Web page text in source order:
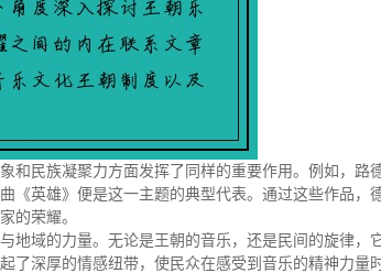
和民族凝聚力方面发挥了同样的重要作用。例如，路
《英雄》便是这一主题的典型代表。通过这些作品，
的荣耀。
地域的力量。无论是王朝的音乐，还是民间的旋律，
了深厚的情感纽带，使民众在感受到音乐的精神力量